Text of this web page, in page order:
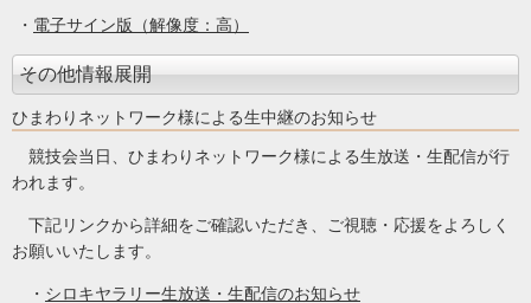
・ 電子サイン版（解像度：高）
その他情報展開
ひまわりネットワーク様による生中継のお知らせ
競技会当日、ひまわりネットワーク様による生放送・生配信が行
われます。
下記リンクから詳細をご確認いただき、ご視聴・応援をよろしく
お願いいたします。
・ シロキヤラリー生放送・生配信のお知らせ